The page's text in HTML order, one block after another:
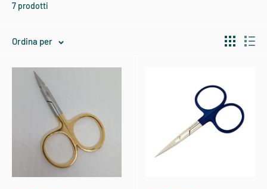
7 prodotti
Ordina per